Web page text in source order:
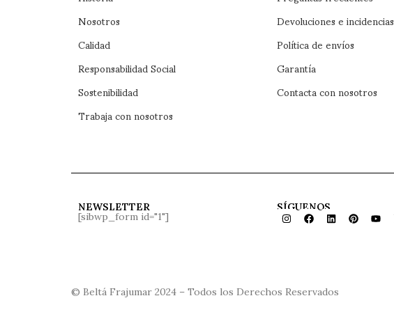
Nosotros
Calidad
Responsabilidad Social
Sostenibilidad
Trabaja con nosotros
Devoluciones e incidencias
Política de envíos
Garantía
Contacta con nosotros
NEWSLETTER
[sibwp_form id="1"]
SÍGUENOS
© Beltá Frajumar 2024 – Todos los Derechos Reservados